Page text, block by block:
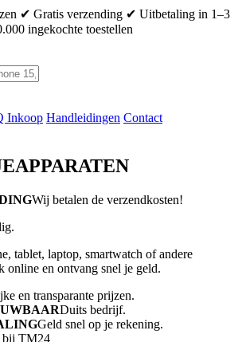
✔ Gratis verzending ✔ Uitbetaling in 1–3
ingekochte toestellen
Inkoop Handleidingen Contact
APPARATEN
Wij betalen de verzendkosten!
tablet, laptop, smartwatch of andere
online en ontvang snel je geld.
en transparante prijzen.
Duits bedrijf.
Geld snel op je rekening.